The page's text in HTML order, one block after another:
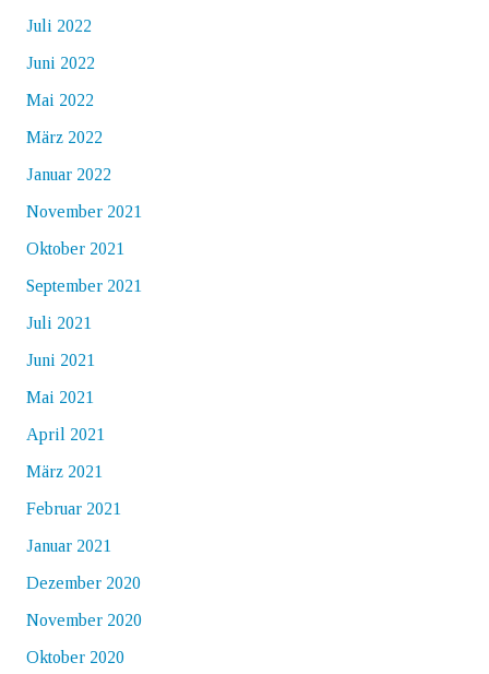
Juli 2022
Juni 2022
Mai 2022
März 2022
Januar 2022
November 2021
Oktober 2021
September 2021
Juli 2021
Juni 2021
Mai 2021
April 2021
März 2021
Februar 2021
Januar 2021
Dezember 2020
November 2020
Oktober 2020